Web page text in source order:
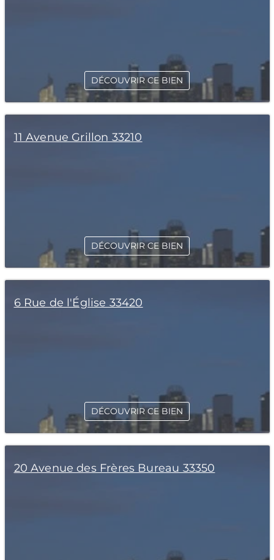
DÉCOUVRIR CE BIEN
11 Avenue Grillon 33210
DÉCOUVRIR CE BIEN
6 Rue de l'Église 33420
DÉCOUVRIR CE BIEN
20 Avenue des Frères Bureau 33350